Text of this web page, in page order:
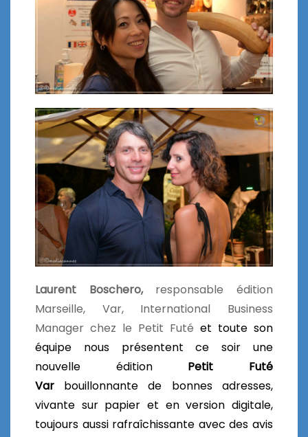
Laurent Boschero, responsable édition
Marseille, Var, International Business
Manager chez le Petit Futé et toute son
équipe nous présentent ce soir une
nouvelle édition Petit Futé
Var bouillonnante de bonnes adresses,
vivante sur papier et en version digitale,
toujours aussi rafraîchissante avec des avis